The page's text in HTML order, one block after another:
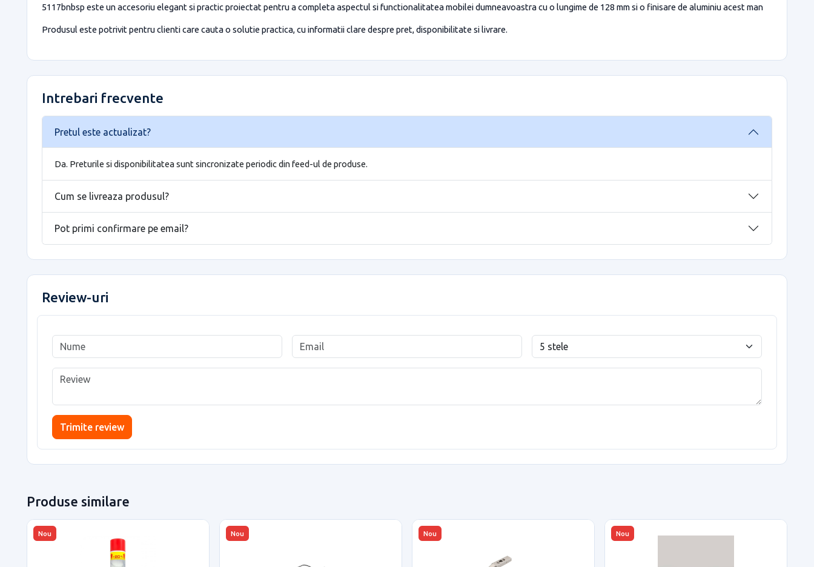
5117bnbsp este un accesoriu elegant si practic proiectat pentru a completa aspectul si functionalitatea mobilei dumneavoastra cu o lungime de 128 mm si o finisare de aluminiu acest man
Produsul este potrivit pentru clienti care cauta o solutie practica, cu informatii clare despre pret, disponibilitate si livrare.
Intrebari frecvente
Pretul este actualizat?
Da. Preturile si disponibilitatea sunt sincronizate periodic din feed-ul de produse.
Cum se livreaza produsul?
Pot primi confirmare pe email?
Review-uri
Trimite review
Produse similare
Nou Nou Nou Nou